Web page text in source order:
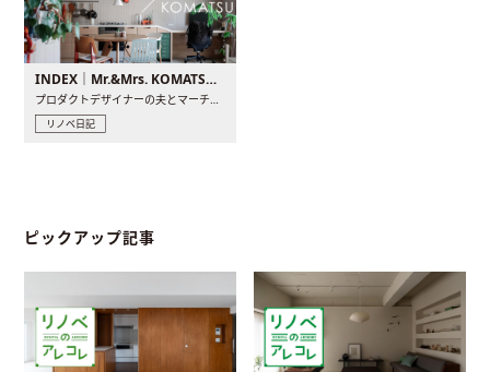
INDEX｜Mr.&Mrs. KOMATSU renovation diary
プロダクトデザイナーの夫とマーチャンダイザーの妻が、夫婦で..
リノベ日記
ピックアップ記事